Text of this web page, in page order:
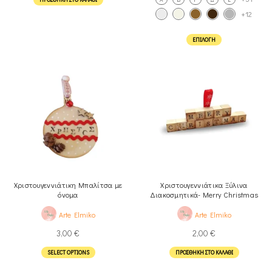
+12
ΕΠΙΛΟΓΉ
Χριστουγεννιάτικη Μπαλίτσα με
όνομα
Arte Elmiko
3,00 €
SELECT OPTIONS
Χριστουγεννιάτικα Ξύλινα
Διακοσμητικά- Merry Christmas
Arte Elmiko
2,00 €
ΠΡΟΣΘΉΚΗ ΣΤΟ ΚΑΛΆΘΙ